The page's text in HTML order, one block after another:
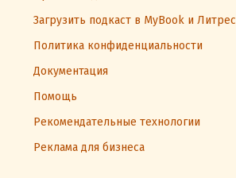
Загрузить подкаст в MyBook и Литрес
Политика конфиденциальности
Документация
Помощь
Рекомендательные технологии
Реклама для бизнеса